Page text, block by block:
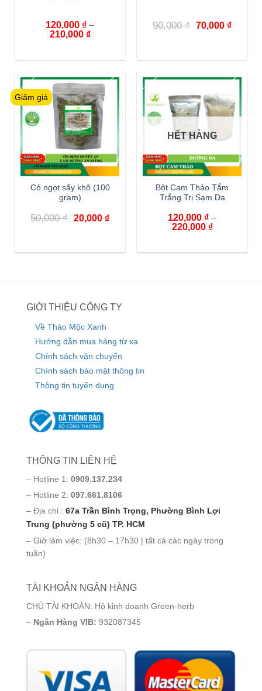
120,000 ₫ –
210,000 ₫
90,000₫ 70,000 ₫
Giảm giá
Cỏ ngọt sấy khô (100
gram)
50,000₫ 20,000 ₫
HẾT HÀNG
Bột Cam Thảo Tắm
Trắng Trị Sạm Da
120,000 ₫ –
220,000 ₫
GIỚI THIỆU CÔNG TY
Về Thảo Mộc Xanh
Hướng dẫn mua hàng từ xa
Chính sách vận chuyển
Chính sách bảo mật thông tin
Thông tin tuyển dụng
THÔNG TIN LIÊN HỆ
– Hotline 1: 0909.137.234
– Hotline 2: 097.661.8106
– Địa chỉ : 67a Trần Bình Trọng, Phường Bình Lợi
Trung (phường 5 cũ) TP. HCM
– Giờ làm việc: (8h30 – 17h30 | tất cả các ngày trong
tuần)
TÀI KHOẢN NGÂN HÀNG
CHỦ TÀI KHOẢN: Hộ kinh doanh Green-herb
– Ngân Hàng VIB: 932087345